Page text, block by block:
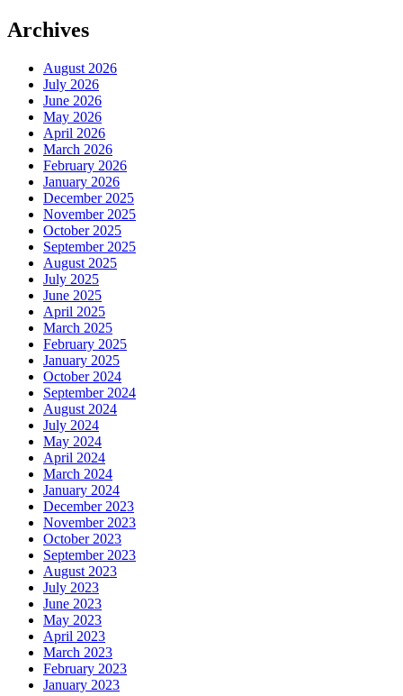
Archives
August 2026
July 2026
June 2026
May 2026
April 2026
March 2026
February 2026
January 2026
December 2025
November 2025
October 2025
September 2025
August 2025
July 2025
June 2025
April 2025
March 2025
February 2025
January 2025
October 2024
September 2024
August 2024
July 2024
May 2024
April 2024
March 2024
January 2024
December 2023
November 2023
October 2023
September 2023
August 2023
July 2023
June 2023
May 2023
April 2023
March 2023
February 2023
January 2023